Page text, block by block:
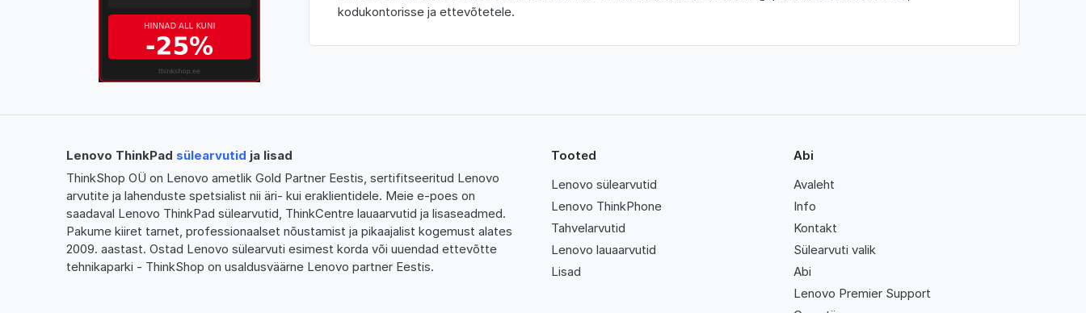
kodukontorisse ja ettevõtetele.
Lenovo ThinkPad sülearvutid ja lisad
ThinkShop OÜ on Lenovo ametlik Gold Partner Eestis, sertifitseeritud Lenovo
arvutite ja lahenduste spetsialist nii äri- kui eraklientidele. Meie e-poes on
saadaval Lenovo ThinkPad sülearvutid, ThinkCentre lauaarvutid ja lisaseadmed.
Pakume kiiret tarnet, professionaalset nõustamist ja pikaajalist kogemust alates
2009. aastast. Ostad Lenovo sülearvuti esimest korda või uuendad ettevõtte
tehnikaparki - ThinkShop on usaldusväärne Lenovo partner Eestis.
Tooted
Lenovo sülearvutid
Lenovo ThinkPhone
Tahvelarvutid
Lenovo lauaarvutid
Lisad
Abi
Avaleht
Info
Kontakt
Sülearvuti valik
Abi
Lenovo Premier Support